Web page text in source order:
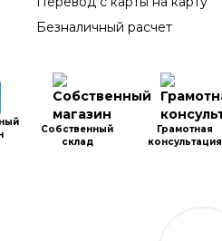
Безналичный расчет
Собственный
склад
Грамотная
консультация